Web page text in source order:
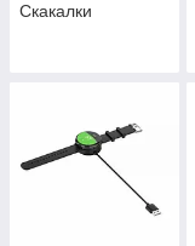
Скакалки